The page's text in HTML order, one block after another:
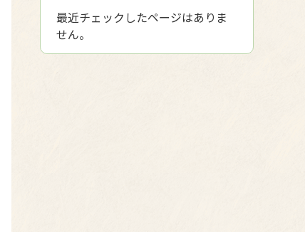
最近チェックしたページはありま
せん。